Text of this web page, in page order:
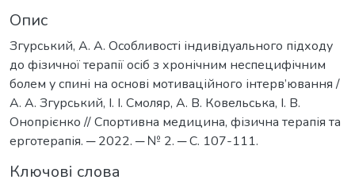
Опис
Згурський, А. А. Особливості індивідуального підходу
до фізичної терапії осіб з хронічним неспецифічним
болем у спині на основі мотиваційного інтерв’ювання /
А. А. Згурський, І. І. Смоляр, А. В. Ковельська, І. В.
Онопрієнко // Спортивна медицина, фізична терапія та
ерготерапія. ─ 2022. ─ № 2. ─ С. 107-111.
Ключові слова